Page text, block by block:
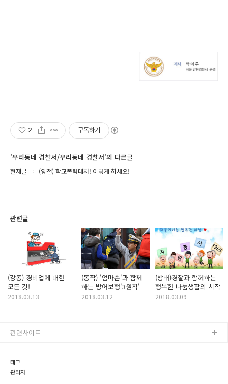
2 구독하기
'우리동네 경찰서/우리동네 경찰서'의 다른글
현재글 (양천) 학교폭력대처! 이렇게 하세요!
관련글
(강동) 경비업에 대한
모든 것!
2018.03.13
(동작) '엄마손'과 함께
하는 방어보행'3원칙'
2018.03.12
(방배)경찰과 함께하는
행복한 나눔생활의 시작
2018.03.09
태그
관리자
관련사이트